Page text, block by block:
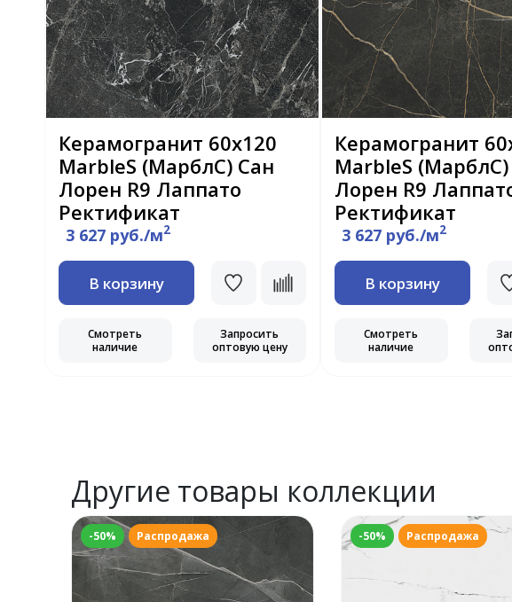
Керамогранит 60х120
MarbleS (МарблС) Сан
Лорен R9 Лаппато
Ректификат
3 627 руб./м2
В корзину
Смотреть
наличие
Запросить
оптовую цену
Керамогранит
MarbleS
Лорен R9
Ректификат
3 627 руб./м2
В корзину
Смотреть
наличие
Другие товары коллекции
-50% Распродажа -50% Распродажа